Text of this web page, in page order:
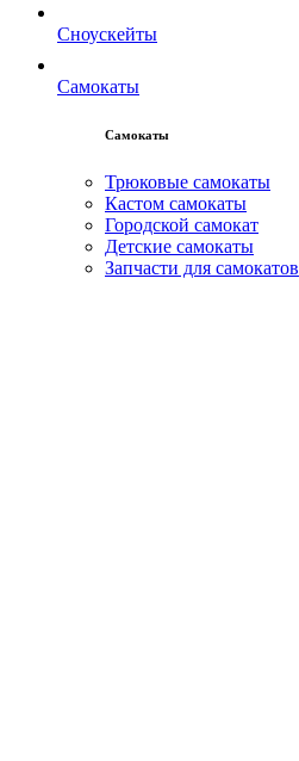
Сноускейты
Самокаты
Самокаты
Трюковые самокаты
Кастом самокаты
Городской самокат
Детские самокаты
Запчасти для самокатов